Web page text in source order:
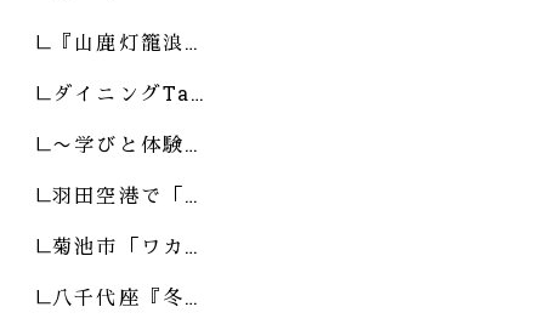
『山鹿灯籠浪…
ダイニングTa…
〜学びと体験…
羽田空港で「…
菊池市「ワカ…
八千代座『冬…